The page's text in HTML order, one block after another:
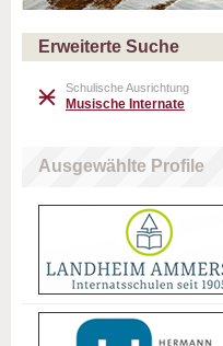
Erweiterte Suche
Schulische Ausrichtung
Musische Internate
Ausgewählte Profile